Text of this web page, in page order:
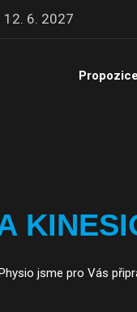
12. 6. 2027
Propozice
jsme pro Vás